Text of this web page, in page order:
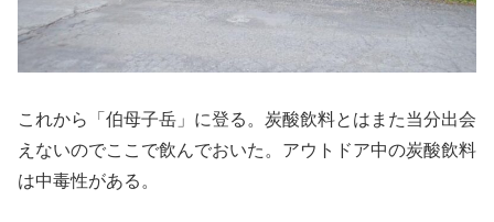
これから「伯母子岳」に登る。炭酸飲料とはまた当分出会
えないのでここで飲んでおいた。アウトドア中の炭酸飲料
は中毒性がある。